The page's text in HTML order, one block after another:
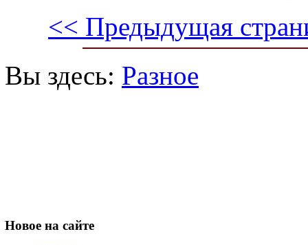
<< Предыдущая
Вы здесь: Разное
Новое на сайте